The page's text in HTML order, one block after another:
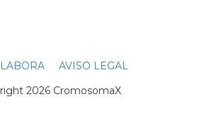
AVISO LEGAL
2026 CromosomaX